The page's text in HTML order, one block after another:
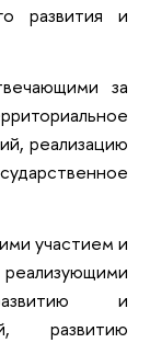
развития и
за
реализацию
участием и
и
развитию